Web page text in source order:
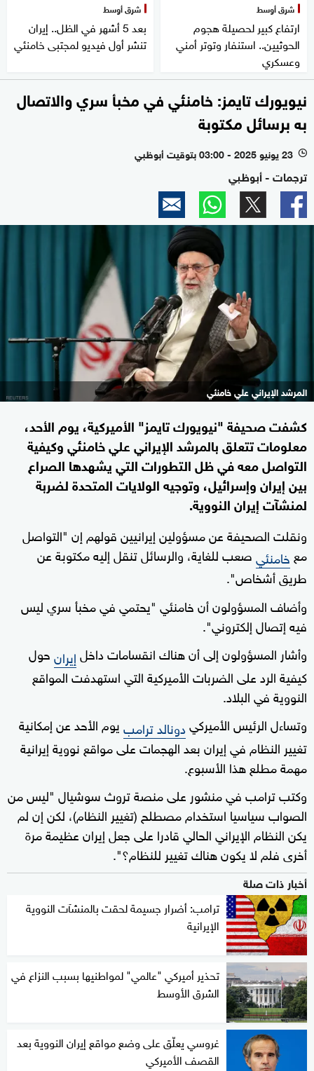
شرق أوسط
ارتفاع كبير لحصيلة هجوم
الحوثيين.. استنفار وتوتر أمني
وعسكري
شرق أوسط
بعد 5 أشهر في الظل.. إيران
تنشر أول فيديو لمجتبى خامنئي
نيويورك تايمز: خامنئي في مخبأ سري والاتصال
به برسائل مكتوبة
l 23 يونيو 2025 - 03:00 بتوقيت أبوظبي
ترجمات - أبوظبي
المرشد الإيراني علي خامنئي
كشفت صحيفة "نيويورك تايمز" الأميركية، يوم الأحد،
معلومات تتعلق بالمرشد الإيراني علي خامنئي وكيفية
التواصل معه في ظل التطورات التي يشهدها الصراع
بين إيران وإسرائيل، وتوجيه الولايات المتحدة لضربة
لمنشآت إيران النووية.
ونقلت الصحيفة عن مسؤولين إيرانيين قولهم إن "التواصل
مع خامنئيصعب للغاية، والرسائل تنقل إليه مكتوبة عن
طريق أشخاص".
وأضاف المسؤولون أن خامنئي "يحتمي في مخبأ سري ليس
فيه إتصال إلكتروني".
وأشار المسؤولون إلى أن هناك انقسامات داخلإيرانحول
كيفية الرد على الضربات الأميركية التي استهدفت المواقع
النووية في البلاد.
وتساءل الرئيس الأميركيدونالد ترامبيوم الأحد عن إمكانية
تغيير النظام في إيران بعد الهجمات على مواقع نووية إيرانية
مهمة مطلع هذا الأسبوع.
وكتب ترامب في منشور على منصة تروث سوشيال "ليس من
الصواب سياسيا استخدام مصطلح (تغيير النظام)، لكن إن لم
يكن النظام الإيراني الحالي قادرا على جعل إيران عظيمة مرة
أخرى فلم لا يكون هناك تغيير للنظام؟".
أخبار ذات صلة
ترامب: أضرار جسيمة لحقت بالمنشآت النووية
الإيرانية
تحذير أميركي "عالمي" لمواطنيها بسبب النزاع في
الشرق الأوسط
غروسي يعلّق على وضع مواقع إيران النووية بعد
القصف الأميركي